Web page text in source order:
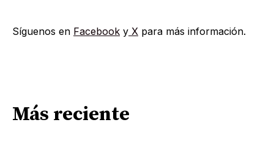
Síguenos en Facebook y X para más información.
Más reciente